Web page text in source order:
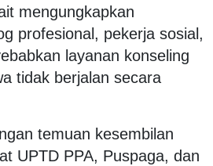
mengungkapkan
profesional, pekerja sosial,
layanan konseling
tidak berjalan secara
temuan kesembilan
UPTD PPA, Puspaga, dan